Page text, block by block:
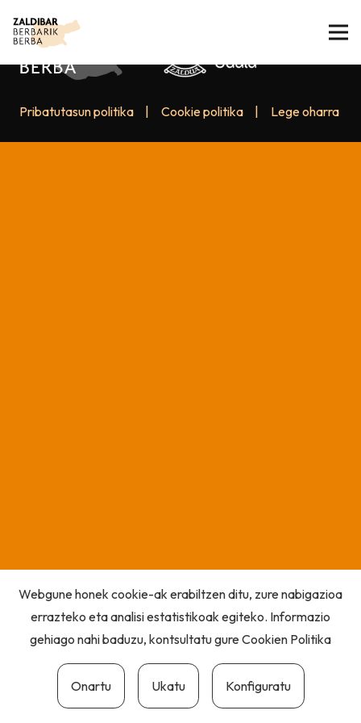
Pribatutasun politika Cookie politika Lege oharra
Webgune honek cookie-ak erabiltzen ditu, zure nabigazioa
errazteko eta analisi estatistikoak egiteko. Informazio
gehiago nahi baduzu, kontsultatu gureCookien Politika
Onartu Ukatu Konfiguratu